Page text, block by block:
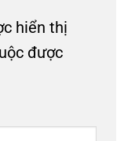
hiển thị
được